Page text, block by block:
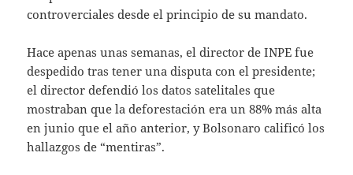
controverciales desde el principio de su mandato.
Hace apenas unas semanas, el director de INPE fue
despedido tras tener una disputa con el presidente;
el director defendió los datos satelitales que
mostraban que la deforestación era un 88% más alta
en junio que el año anterior, y Bolsonaro calificó los
hallazgos de “mentiras”.